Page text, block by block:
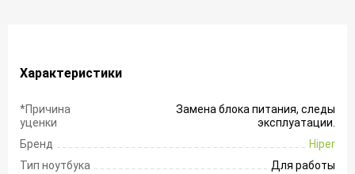
Характеристики
*Причина
уценки
Замена блока питания, следы
эксплуатации.
Бренд
Hiper
Тип ноутбука
Для работы